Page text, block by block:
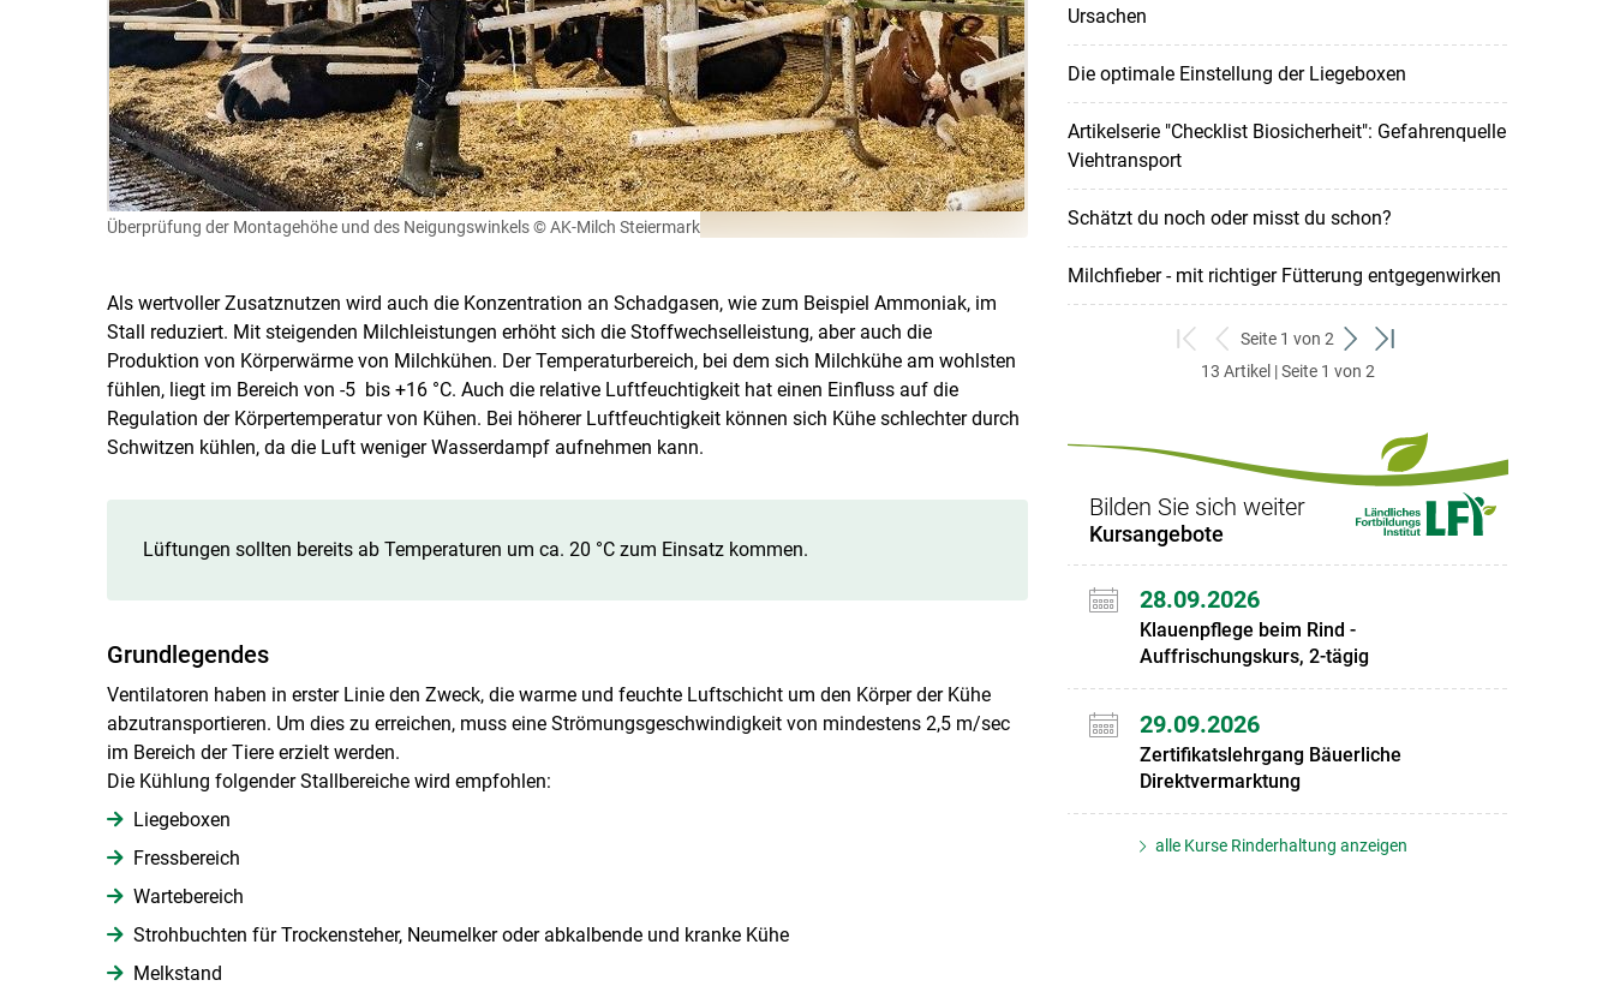
Skip to main content
Überprüfung der Montagehöhe und des Neigungswinkels © AK-Milch Steiermark
Als wertvoller Zusatznutzen wird auch die Konzentration an Schadgasen, wie zum Beispiel Ammoniak, im
Stall reduziert. Mit steigenden Milchleistungen erhöht sich die Stoffwechselleistung, aber auch die
Produktion von Körperwärme von Milchkühen. Der Temperaturbereich, bei dem sich Milchkühe am wohlsten
fühlen, liegt im Bereich von -5 bis +16 °C. Auch die relative Luftfeuchtigkeit hat einen Einfluss auf die
Regulation der Körpertemperatur von Kühen. Bei höherer Luftfeuchtigkeit können sich Kühe schlechter durch
Schwitzen kühlen, da die Luft weniger Wasserdampf aufnehmen kann.
Lüftungen sollten bereits ab Temperaturen um ca. 20 °C zum Einsatz kommen.
Grundlegendes
Ventilatoren haben in erster Linie den Zweck, die warme und feuchte Luftschicht um den Körper der Kühe
abzutransportieren. Um dies zu erreichen, muss eine Strömungsgeschwindigkeit von mindestens 2,5 m/sec
im Bereich der Tiere erzielt werden.
Die Kühlung folgender Stallbereiche wird empfohlen:
Liegeboxen
Fressbereich
Wartebereich
Strohbuchten für Trockensteher, Neumelker oder abkalbende und kranke Kühe
Melkstand
Ursachen
Die optimale Einstellung der Liegeboxen
Artikelserie "Checklist Biosicherheit": Gefahrenquelle
Viehtransport
Schätzt du noch oder misst du schon?
Milchfieber - mit richtiger Fütterung entgegenwirken
zum
ersten
zurück
zum
Seite 1 von 2
weiter
zum
zum
13 Artikel | Seite 1 von 2
Bilden Sie sich weiter
Kursangebote
28.09.2026
Klauenpflege beim Rind -
Auffrischungskurs, 2-tägig
29.09.2026
Zertifikatslehrgang Bäuerliche
Direktvermarktung
alle Kurse Rinderhaltung anzeigen